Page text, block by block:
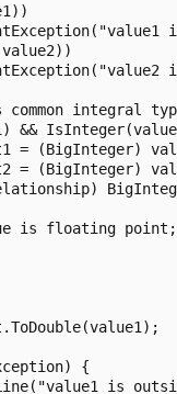
common integral
&&
= (BigInteger)
= (BigInteger)
is floating
{
is